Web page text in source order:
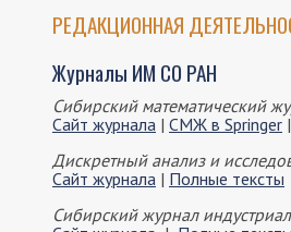
РЕДАКЦИОННАЯ
Журналы ИМ СО РАН
Сибирский математический
Сайт журнала | СМЖ в Springer |
Дискретный анализ и
Сайт журнала | Полные тексты
Сибирский журнал